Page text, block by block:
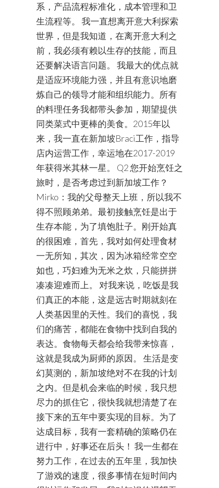
系，产品流程标准化，成本管理和卫
生流程等。 我一直想离开意大利探索
世界，但是我知道，在离开意大利之
前，我必须有赖以生存的技能，而且
还要解决语言问题。 我最大的优点就
是适应环境能力强，并且有意识地磨
炼自己的领导才能和组织能力。所有
的料理任务我都带头参加，期望提供
同类菜式中更棒的美食。2015年以
来，我一直在新加坡Braci工作，指导
店内运营工作，幸运地在2017-2019
年获得米其林一星。 Q2 您开始烹饪之
旅时，是否考虑过到新加坡工作？
Mirko：我的父母整天上班，所以我不
得不照顾弟弟。最初接触烹饪是出于
生存本能，为了填饱肚子。刚开始真
的很困难，首先，我对如何处理食材
一无所知，其次，因为冰箱经常空空
如也，巧妇难为无米之炊，只能拼拼
凑凑迎难而上。 对我来说，吃饭是我
们真正的本能，这是远古时期就刻在
人类基因里的天性。我们的喜悦，我
们的痛苦，都能在食物中找到自我的
表达。食物每天都会给我带来惊喜，
这就是我成为厨师的原因。 生活是变
幻莫测的，新加坡绝对不在我的计划
之内。但是机会来临的时候，我只想
尽力的抓住它，很快我就想清楚了在
接下来的五年中要实现的目标。为了
达成目标，我有一套精确的策略仍在
进行中，好事还在后头！ 我一生都在
努力工作，在过去的五年里，我加快
了游戏的速度，很多事情在短时间内